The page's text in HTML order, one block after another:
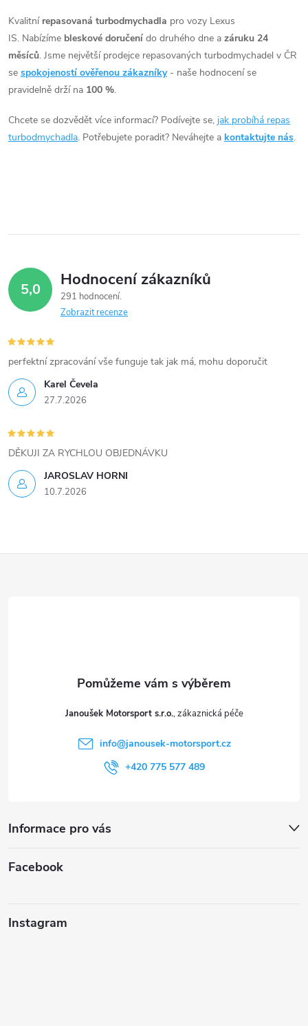
ů
ů
v
l
á
a
v
k
v
ý
p
i
s
u
Kvalitní repasovaná turbodmychadla pro vozy Lexus
IS. Nabízíme bleskové doručení do druhého dne a záruku 24
měsíců. Jsme největší prodejce repasovaných turbodmychadel v ČR
se spokojeností ověřenou zákazníky - naše hodnocení se
pravidelně drží na 100 %.
Chcete se dozvědět více informací? Podívejte se, jak probíhá repas
turbodmychadla. Potřebujete poradit? Neváhejte a kontaktujte nás.
5,0 Hodnocení zákazníků
291 hodnocení
Zobrazit recenze
Karel Čevela
27.7.2026
perfektní zpracování vše funguje tak jak má, mohu doporučit
JAROSLAV HORNI
10.7.2026
DĚKUJI ZA RYCHLOU OBJEDNÁVKU
Janoušek Motorsport s.r.o.
info@janousek-motorsport.cz
+420 775 577 489
Informace pro vás
Facebook
Instagram